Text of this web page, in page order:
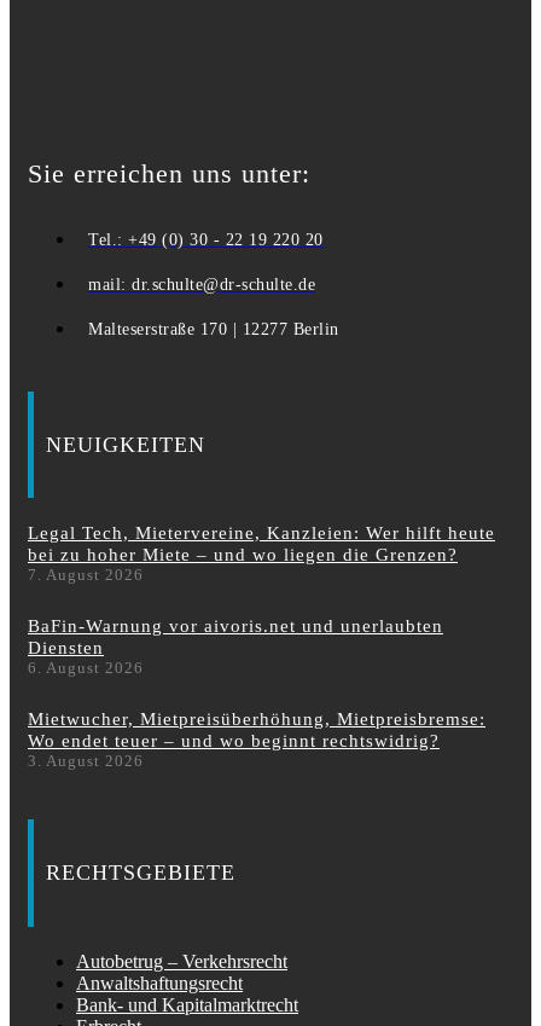
Sie erreichen uns unter:
Tel.: +49 (0) 30 - 22 19 220 20
mail: dr.schulte@dr-schulte.de
Malteserstraße 170 | 12277 Berlin
NEUIGKEITEN
Legal Tech, Mietervereine, Kanzleien: Wer hilft heute
bei zu hoher Miete – und wo liegen die Grenzen?
7. August 2026
BaFin-Warnung vor aivoris.net und unerlaubten
Diensten
6. August 2026
Mietwucher, Mietpreisüberhöhung, Mietpreisbremse:
Wo endet teuer – und wo beginnt rechtswidrig?
3. August 2026
RECHTSGEBIETE
Autobetrug – Verkehrsrecht
Anwaltshaftungsrecht
Bank- und Kapitalmarktrecht